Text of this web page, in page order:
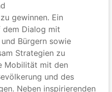
gewinnen. Ein
dem Dialog mit
Bürgern sowie
Strategien zu
Mobilität mit den
und des
Neben inspirierenden